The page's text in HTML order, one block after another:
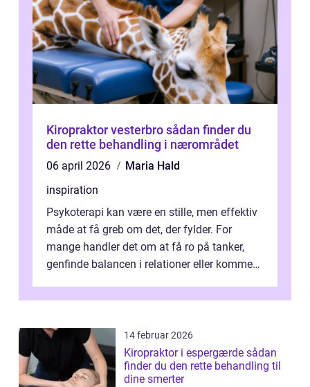
Kiropraktor vesterbro sådan finder du
den rette behandling i nærområdet
06 april 2026
Maria Hald
inspiration
Psykoterapi kan være en stille, men effektiv
måde at få greb om det, der fylder. For
mange handler det om at få ro på tanker,
genfinde balancen i relationer eller komme
14 februar 2026
Kiropraktor i espergærde sådan
finder du den rette behandling til
dine smerter